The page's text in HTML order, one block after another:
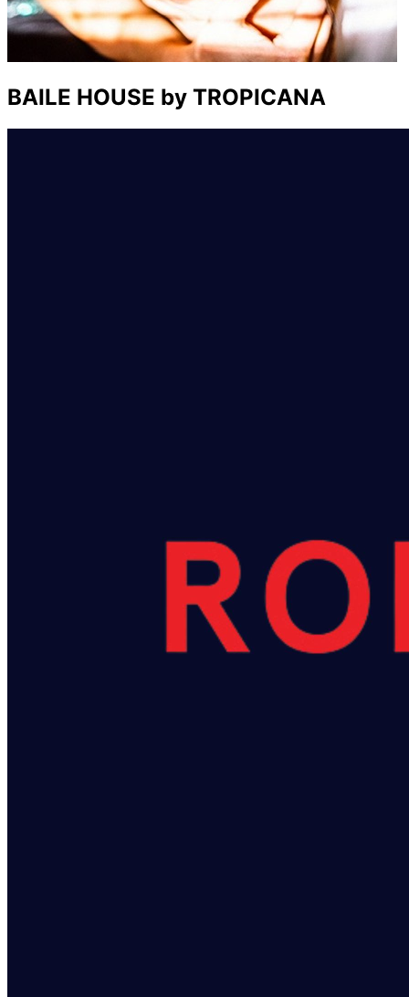
BAILE HOUSE by TROPICANA